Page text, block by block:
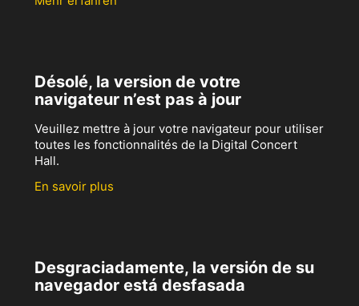
Désolé, la version de votre
navigateur n’est pas à jour
Veuillez mettre à jour votre navigateur pour utiliser
toutes les fonctionnalités de la Digital Concert
Hall.
En savoir plus
Desgraciadamente, la versión de su
navegador está desfasada